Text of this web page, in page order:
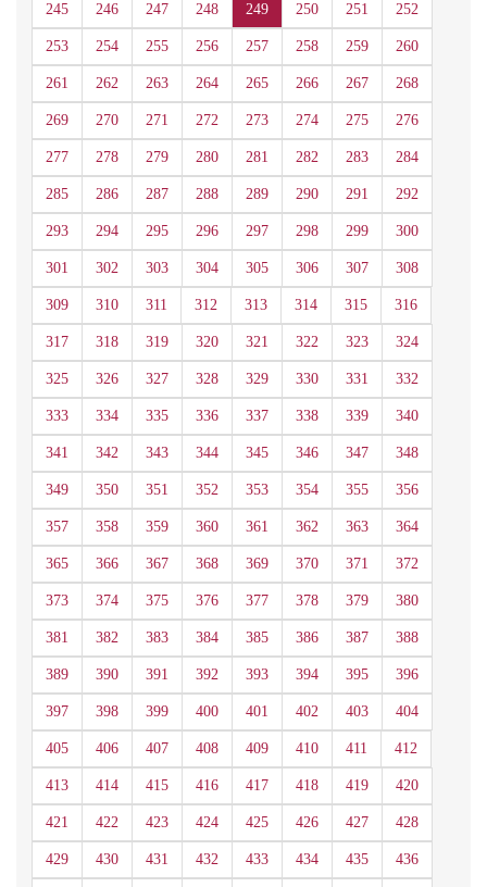
245 246 247 248 249 250 251 252
253 254 255 256 257 258 259 260
261 262 263 264 265 266 267 268
269 270 271 272 273 274 275 276
277 278 279 280 281 282 283 284
285 286 287 288 289 290 291 292
293 294 295 296 297 298 299 300
301 302 303 304 305 306 307 308
309 310 311 312 313 314 315 316
317 318 319 320 321 322 323 324
325 326 327 328 329 330 331 332
333 334 335 336 337 338 339 340
341 342 343 344 345 346 347 348
349 350 351 352 353 354 355 356
357 358 359 360 361 362 363 364
365 366 367 368 369 370 371 372
373 374 375 376 377 378 379 380
381 382 383 384 385 386 387 388
389 390 391 392 393 394 395 396
397 398 399 400 401 402 403 404
405 406 407 408 409 410 411 412
413 414 415 416 417 418 419 420
421 422 423 424 425 426 427 428
429 430 431 432 433 434 435 436